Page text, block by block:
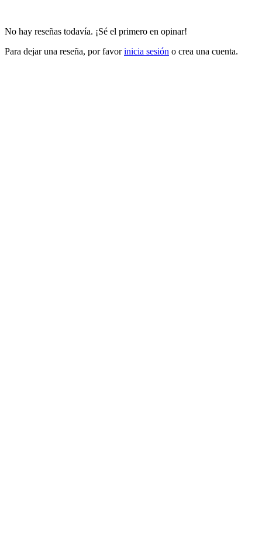
No hay reseñas todavía. ¡Sé el primero en opinar!
Para dejar una reseña, por favorinicia sesión o crea una cuenta.